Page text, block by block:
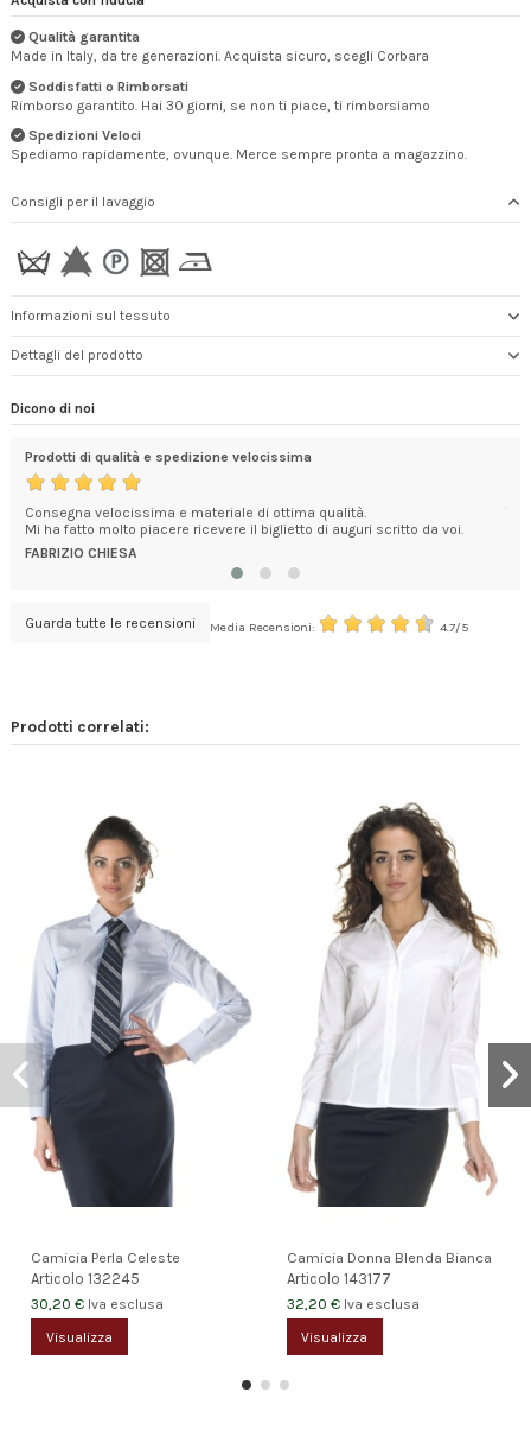
Qualità garantita
Made in Italy, da tre generazioni. Acquista sicuro, scegli Corbara
Soddisfatti o Rimborsati
Rimborso garantito. Hai 30 giorni, se non ti piace, ti rimborsiamo
Spedizioni Veloci
Spediamo rapidamente, ovunque. Merce sempre pronta a magazzino.
Consigli per il lavaggio
Informazioni sul tessuto
Dettagli del prodotto
Dicono di noi
Prodotti di qualità e spedizione velocissima
Consegna velocissima e materiale di ottima qualità.
Mi ha fatto molto piacere ricevere il biglietto di auguri scritto da voi.
FABRIZIO CHIESA
Guarda tutte le recensioni Media Recensioni: 4.7/5
Prodotti correlati:
Camicia Perla Celeste
Articolo132245
30,20 € Iva esclusa
Visualizza
Camicia Donna Blenda Bianca
Articolo 143177
32,20 € Iva esclusa
Visualizza